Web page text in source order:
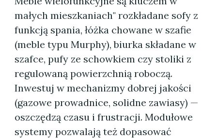
małych mieszkaniach" rozkładane sofy z
funkcją spania, łóżka chowane w szafie
(meble typu Murphy), biurka składane w
szafce, pufy ze schowkiem czy stoliki z
regulowaną powierzchnią roboczą.
Inwestuj w mechanizmy dobrej jakości
(gazowe prowadnice, solidne zawiasy) —
oszczędzą czasu i frustracji. Modułowe
systemy pozwalają też dopasować